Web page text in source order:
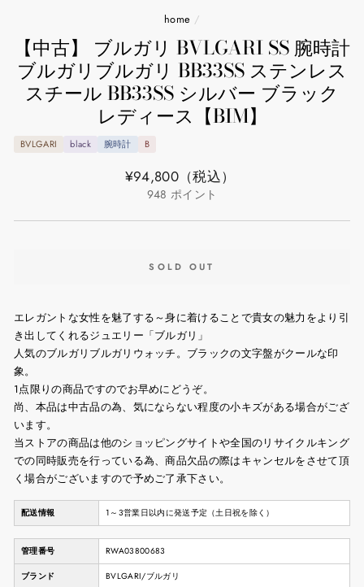
home /
【中古】 ブルガリ BVLGARI SS 腕時計
ブルガリブルガリ BB33SS ステンレス
スチール BB33SS シルバー ブラック
レディース【BIM】
BVLGARI black 腕時計 B
通
¥94,800（税込）
948 ポイント
SOLD OUT
エレガントな女性を魅了する～身に着けることで貴女の魅力をより引
き出してくれるジュエリー「ブルガリ」
人気のブルガリブルガリウォッチ。ブラックの文字盤がクールな印
象。
1点限りの商品ですのでお早めにどうぞ。
尚、本品は中古品の為、気にならない程度の小キズがある場合がござ
います。
当ストアの商品は他のショッピングサイトや全国のリサイクルキング
での同時販売を行っている為、商品欠品の際はキャンセルをさせて頂
く場合がございますので予めご了承下さい。
配送情報 1～3営業日以内に発送予定（土日祝を除く）
管理番号 RWA03800683
ブランド BVLGARI/ブルガリ